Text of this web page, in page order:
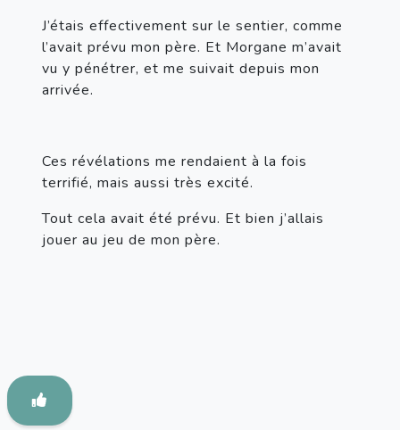
J’étais effectivement sur le sentier, comme
l’avait prévu mon père. Et Morgane m’avait
vu y pénétrer, et me suivait depuis mon
arrivée.
Ces révélations me rendaient à la fois
terrifié, mais aussi très excité.
Tout cela avait été prévu. Et bien j’allais
jouer au jeu de mon père.